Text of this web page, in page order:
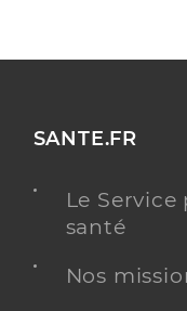
SANTE.FR
Le
santé
Nos